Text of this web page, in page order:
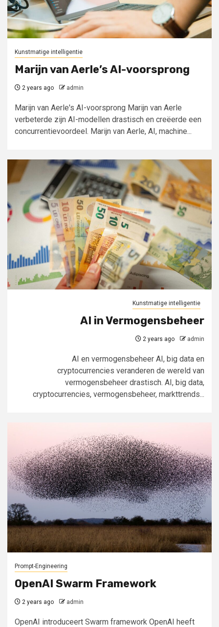
Kunstmatige intelligentie
Marijn van Aerle’s AI-voorsprong
2 years ago admin
Marijn van Aerle's AI-voorsprong Marijn van Aerle
verbeterde zijn AI-modellen drastisch en creëerde een
concurrentievoordeel. Marijn van Aerle, AI, machine...
Kunstmatige intelligentie
AI in Vermogensbeheer
2 years ago admin
AI en vermogensbeheer AI, big data en
cryptocurrencies veranderen de wereld van
vermogensbeheer drastisch. AI, big data,
cryptocurrencies, vermogensbeheer, markttrends...
Prompt-Engineering
OpenAI Swarm Framework
2 years ago admin
OpenAI introduceert Swarm framework OpenAI heeft